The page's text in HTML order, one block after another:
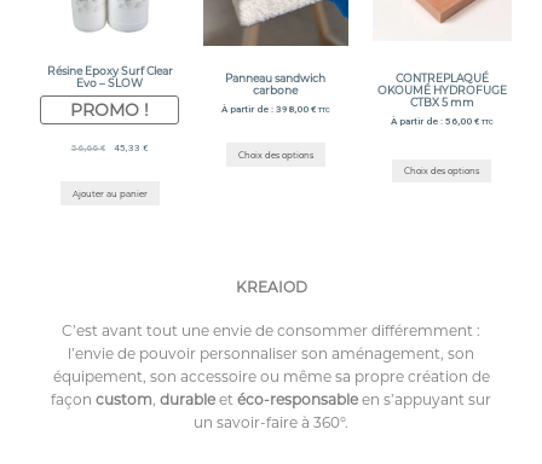
Résine Epoxy Surf Clear
Evo – SLOW
PROMO !
56,66€ 45,33 €
Ajouter au panier
Panneau sandwich
carbone
À partir de : 398,00 € TTC
Choix des options
CONTREPLAQUÉ
OKOUMÉ HYDROFUGE
CTBX 5 mm
À partir de : 56,00 € TTC
Choix des options
KREAIOD
C’est avant tout une envie de consommer différemment :
l’envie de pouvoir personnaliser son aménagement, son
équipement, son accessoire ou même sa propre création de
façon custom durable et éco-responsable en s’appuyant sur
un savoir-faire à 360°.